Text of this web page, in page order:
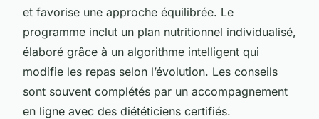
et favorise une approche équilibrée. Le
programme inclut un plan nutritionnel individualisé,
élaboré grâce à un algorithme intelligent qui
modifie les repas selon l’évolution. Les conseils
sont souvent complétés par un accompagnement
en ligne avec des diététiciens certifiés.